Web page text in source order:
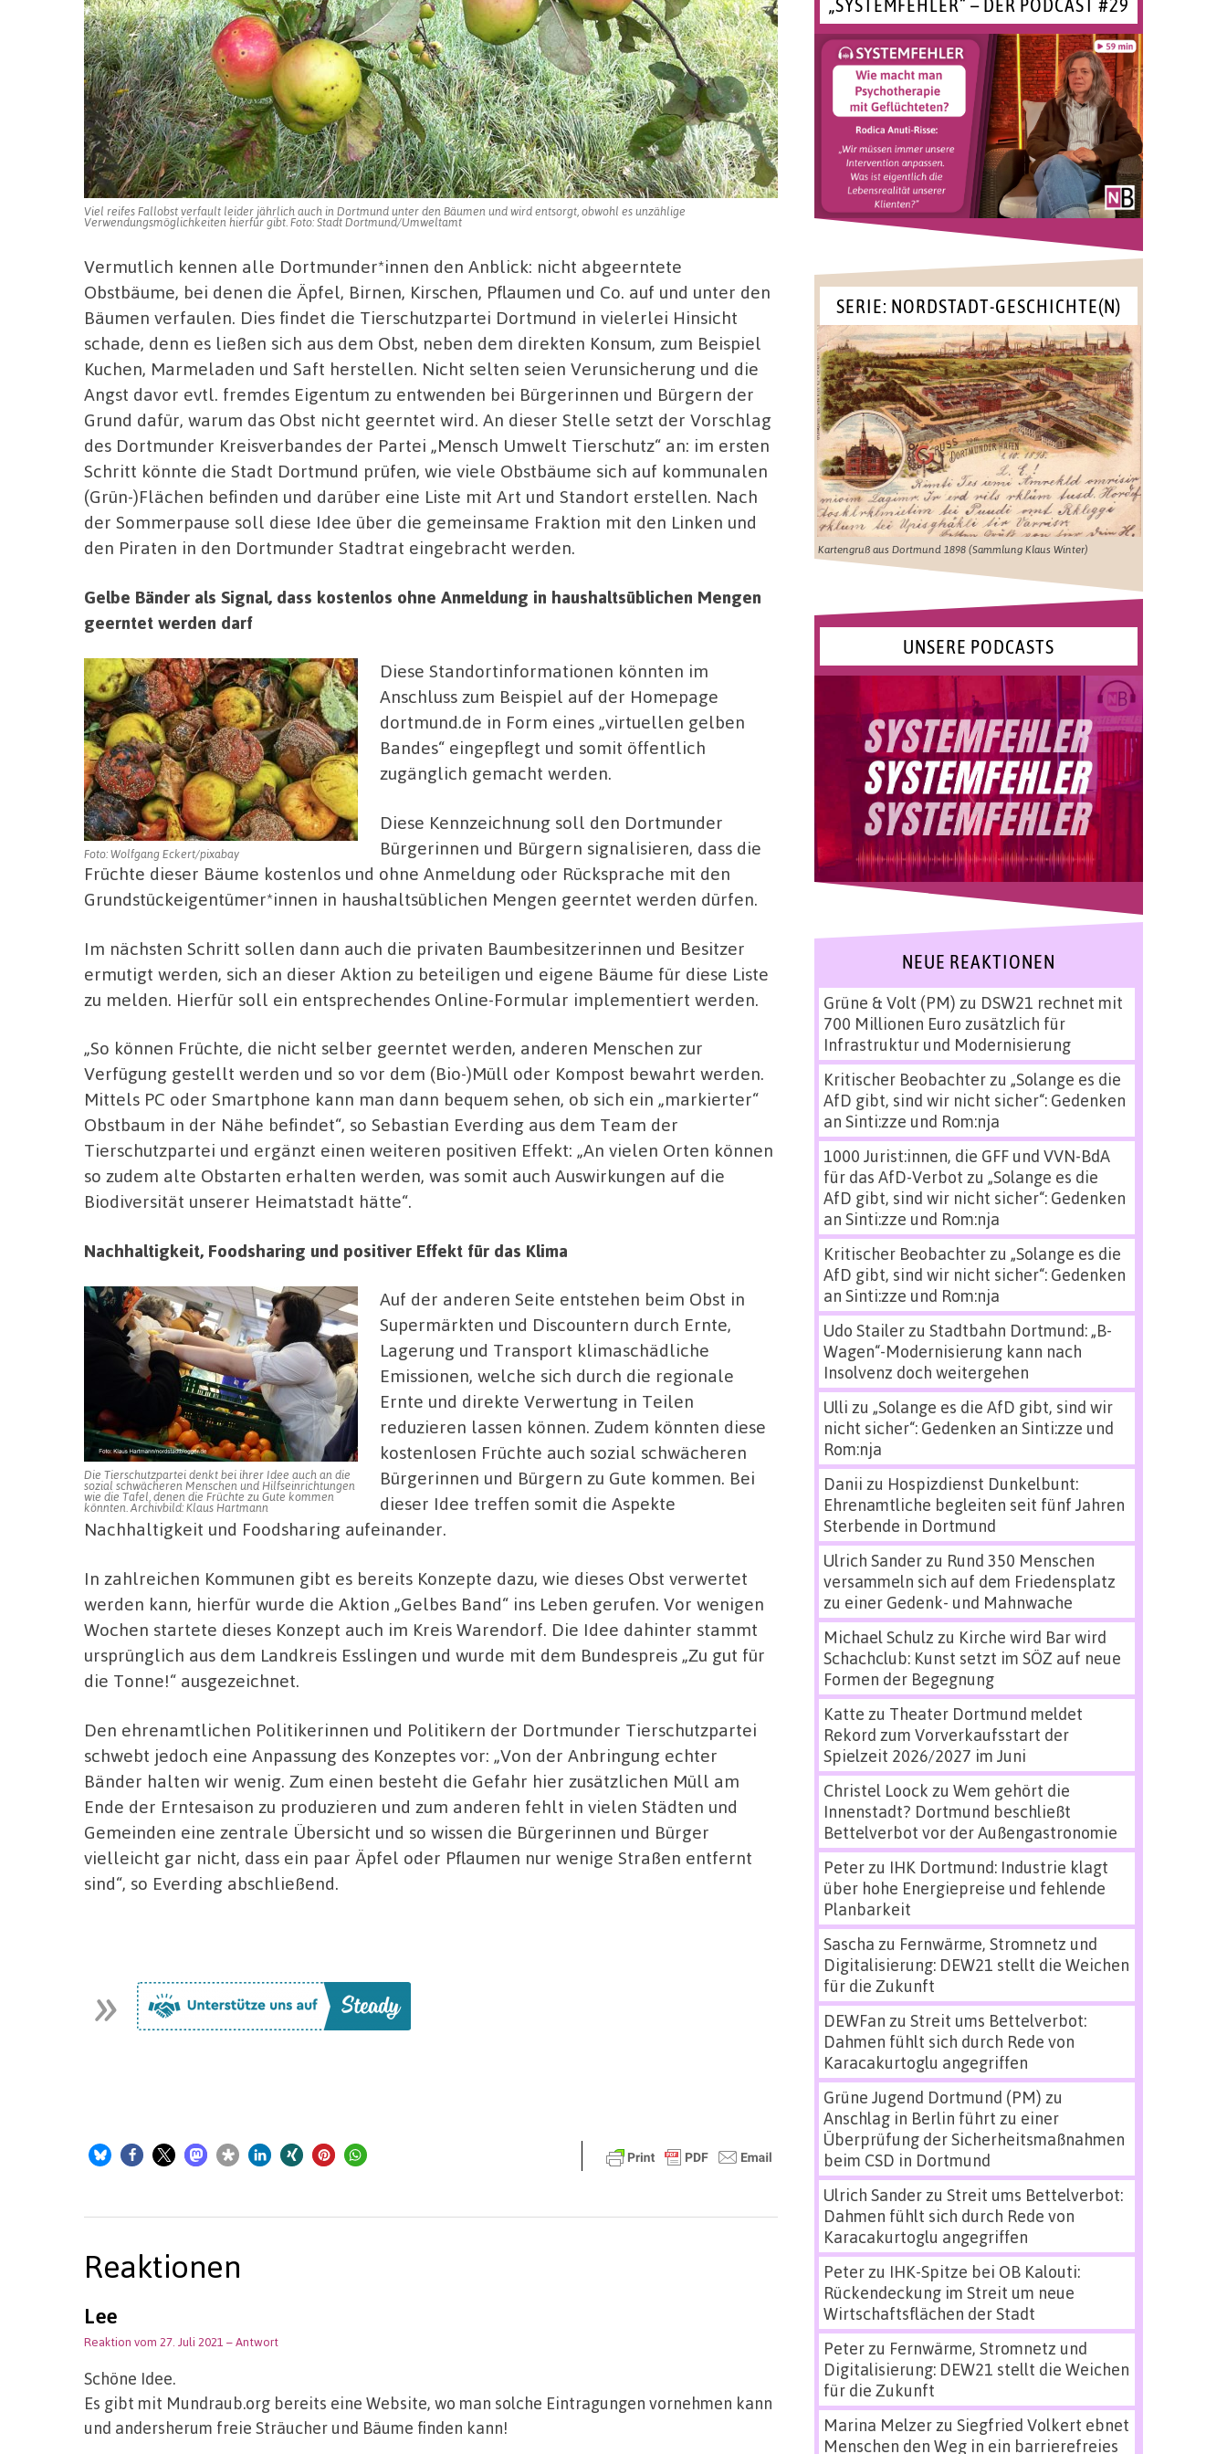
Viel reifes Fallobst verfault leider jährlich auch in Dortmund unter den Bäumen und wird entsorgt, obwohl es unzählige
Verwendungsmöglichkeiten hierfür gibt. Foto: Stadt Dortmund/Umweltamt
Vermutlich kennen alle Dortmunder*innen den Anblick: nicht abgeerntete
Obstbäume, bei denen die Äpfel, Birnen, Kirschen, Pflaumen und Co. auf und unter den
Bäumen verfaulen. Dies findet die Tierschutzpartei Dortmund in vielerlei Hinsicht
schade, denn es ließen sich aus dem Obst, neben dem direkten Konsum, zum Beispiel
Kuchen, Marmeladen und Saft herstellen. Nicht selten seien Verunsicherung und die
Angst davor evtl. fremdes Eigentum zu entwenden bei Bürgerinnen und Bürgern der
Grund dafür, warum das Obst nicht geerntet wird. An dieser Stelle setzt der Vorschlag
des Dortmunder Kreisverbandes der Partei „Mensch Umwelt Tierschutz“ an: im ersten
Schritt könnte die Stadt Dortmund prüfen, wie viele Obstbäume sich auf kommunalen
(Grün-)Flächen befinden und darüber eine Liste mit Art und Standort erstellen. Nach
der Sommerpause soll diese Idee über die gemeinsame Fraktion mit den Linken und
den Piraten in den Dortmunder Stadtrat eingebracht werden.
Gelbe Bänder als Signal, dass kostenlos ohne Anmeldung in haushaltsüblichen Mengen
geerntet werden darf
Foto: Wolfgang Eckert/pixabay
Diese Standortinformationen könnten im
Anschluss zum Beispiel auf der Homepage
dortmund.de in Form eines „virtuellen gelben
Bandes“ eingepflegt und somit öffentlich
zugänglich gemacht werden.
Diese Kennzeichnung soll den Dortmunder
Bürgerinnen und Bürgern signalisieren, dass die
Früchte dieser Bäume kostenlos und ohne Anmeldung oder Rücksprache mit den
Grundstückeigentümer*innen in haushaltsüblichen Mengen geerntet werden dürfen.
Im nächsten Schritt sollen dann auch die privaten Baumbesitzerinnen und Besitzer
ermutigt werden, sich an dieser Aktion zu beteiligen und eigene Bäume für diese Liste
zu melden. Hierfür soll ein entsprechendes Online-Formular implementiert werden.
„So können Früchte, die nicht selber geerntet werden, anderen Menschen zur
Verfügung gestellt werden und so vor dem (Bio-)Müll oder Kompost bewahrt werden.
Mittels PC oder Smartphone kann man dann bequem sehen, ob sich ein „markierter“
Obstbaum in der Nähe befindet“, so Sebastian Everding aus dem Team der
Tierschutzpartei und ergänzt einen weiteren positiven Effekt: „An vielen Orten können
so zudem alte Obstarten erhalten werden, was somit auch Auswirkungen auf die
Biodiversität unserer Heimatstadt hätte“.
Nachhaltigkeit, Foodsharing und positiver Effekt für das Klima
Die Tierschutzpartei denkt bei ihrer Idee auch an die
sozial schwächeren Menschen und Hilfseinrichtungen
wie die Tafel, denen die Früchte zu Gute kommen
könnten. Archivbild: Klaus Hartmann
Auf der anderen Seite entstehen beim Obst in
Supermärkten und Discountern durch Ernte,
Lagerung und Transport klimaschädliche
Emissionen, welche sich durch die regionale
Ernte und direkte Verwertung in Teilen
reduzieren lassen können. Zudem könnten diese
kostenlosen Früchte auch sozial schwächeren
Bürgerinnen und Bürgern zu Gute kommen. Bei
dieser Idee treffen somit die Aspekte
Nachhaltigkeit und Foodsharing aufeinander.
In zahlreichen Kommunen gibt es bereits Konzepte dazu, wie dieses Obst verwertet
werden kann, hierfür wurde die Aktion „Gelbes Band“ ins Leben gerufen. Vor wenigen
Wochen startete dieses Konzept auch im Kreis Warendorf. Die Idee dahinter stammt
ursprünglich aus dem Landkreis Esslingen und wurde mit dem Bundespreis „Zu gut für
die Tonne!“ ausgezeichnet.
Den ehrenamtlichen Politikerinnen und Politikern der Dortmunder Tierschutzpartei
schwebt jedoch eine Anpassung des Konzeptes vor: „Von der Anbringung echter
Bänder halten wir wenig. Zum einen besteht die Gefahr hier zusätzlichen Müll am
Ende der Erntesaison zu produzieren und zum anderen fehlt in vielen Städten und
Gemeinden eine zentrale Übersicht und so wissen die Bürgerinnen und Bürger
vielleicht gar nicht, dass ein paar Äpfel oder Pflaumen nur wenige Straßen entfernt
sind“, so Everding abschließend.
Reaktionen
Lee
Reaktion vom 27. Juli 2021 – Antwort
Schöne Idee.
Es gibt mit Mundraub.org bereits eine Website, wo man solche Eintragungen vornehmen kann
und andersherum freie Sträucher und Bäume finden kann!
„SYSTEMFEHLER“ – DER PODCAST #29
SERIE: NORDSTADT-GESCHICHTE(N)
Kartengruß aus Dortmund 1898 (Sammlung Klaus Winter)
UNSERE PODCASTS
NEUE REAKTIONEN
Grüne & Volt (PM) zu DSW21 rechnet mit
700 Millionen Euro zusätzlich für
Infrastruktur und Modernisierung
Kritischer Beobachterzu „Solange es die
AfD gibt, sind wir nicht sicher“: Gedenken
an Sinti:zze und Rom:nja
1000 Jurist:innen, die GFF und VVN-BdA
für das AfD-Verbot zu „Solange es die
AfD gibt, sind wir nicht sicher“: Gedenken
an Sinti:zze und Rom:nja
Kritischer Beobachterzu „Solange es die
AfD gibt, sind wir nicht sicher“: Gedenken
an Sinti:zze und Rom:nja
Udo Stailerzu Stadtbahn Dortmund: „B-
Wagen“-Modernisierung kann nach
Insolvenz doch weitergehen
Ulli zu „Solange es die AfD gibt, sind wir
nicht sicher“: Gedenken an Sinti:zze und
Rom:nja
Danii zu Hospizdienst Dunkelbunt:
Ehrenamtliche begleiten seit fünf Jahren
Sterbende in Dortmund
Ulrich Sanderzu Rund 350 Menschen
versammeln sich auf dem Friedensplatz
zu einer Gedenk- und Mahnwache
Michael Schulz zu Kirche wird Bar wird
Schachclub: Kunst setzt im SÖZ auf neue
Formen der Begegnung
Katte zu Theater Dortmund meldet
Rekord zum Vorverkaufsstart der
Spielzeit 2026/2027 im Juni
Christel Loock zu Wem gehört die
Innenstadt? Dortmund beschließt
Bettelverbot vor der Außengastronomie
Peterzu IHK Dortmund: Industrie klagt
über hohe Energiepreise und fehlende
Planbarkeit
Sascha zu Fernwärme, Stromnetz und
Digitalisierung: DEW21 stellt die Weichen
für die Zukunft
DEWFan zu Streit ums Bettelverbot:
Dahmen fühlt sich durch Rede von
Karacakurtoglu angegriffen
Grüne Jugend Dortmund (PM) zu
Anschlag in Berlin führt zu einer
Überprüfung der Sicherheitsmaßnahmen
beim CSD in Dortmund
Ulrich Sanderzu Streit ums Bettelverbot:
Dahmen fühlt sich durch Rede von
Karacakurtoglu angegriffen
Peterzu IHK-Spitze bei OB Kalouti:
Rückendeckung im Streit um neue
Wirtschaftsflächen der Stadt
Peterzu Fernwärme, Stromnetz und
Digitalisierung: DEW21 stellt die Weichen
für die Zukunft
Marina Melzerzu Siegfried Volkert ebnet
Menschen den Weg in ein barrierefreies